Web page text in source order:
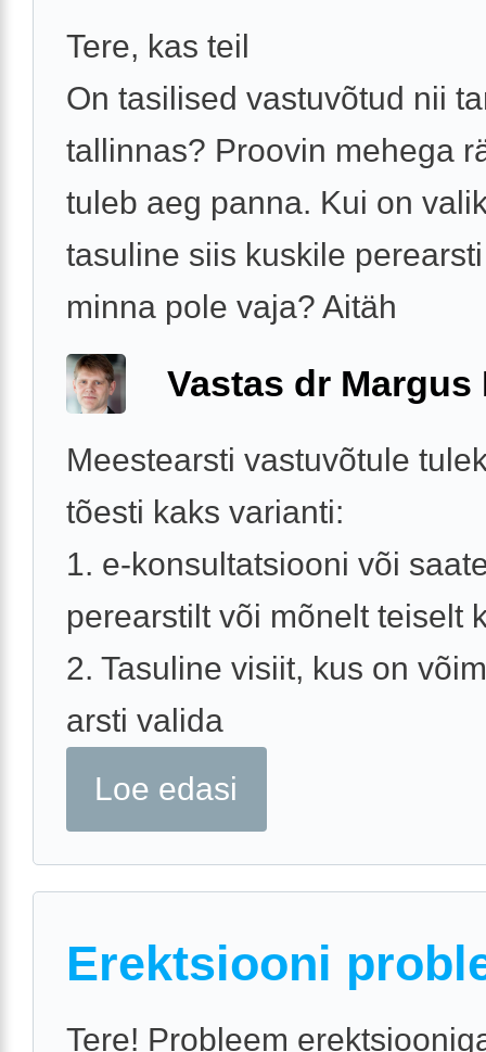
Tere, kas teil
On tasilised vastuvõtud nii
tallinnas? Proovin mehega
tuleb aeg panna. Kui on
tasuline siis kuskile
minna pole vaja? Aitäh
Vastas dr Margus
Meestearsti vastuvõtule
tõesti kaks varianti:
1. e-konsultatsiooni või
perearstilt või mõnelt teiselt
2. Tasuline visiit, kus on
arsti valida
Loe edasi
Erektsiooni
Tere! Probleem